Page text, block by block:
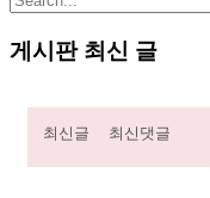
게시판 최신 글
최신글 최신댓글